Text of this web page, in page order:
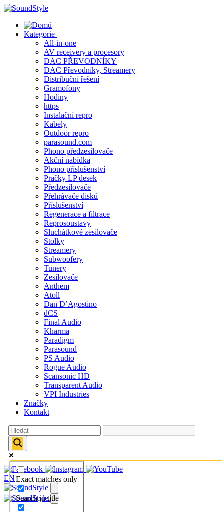
Skip
content
Kategorie
All-in-one
AV receivery a procesory
DAC PŘEVODNÍKY
DAC Převodníky, Streamery
Distribuční řešení
Gramofony
Hodiny
https
Instalační repro
Kabely
Outdoor repro
parasound.com
Phono předzesilovače
Akční nabídka
Phono příslušenství
Pračky LP desek
Předzesilovače
Přehrávače disků
Příslušenství
Regenerace a filtrace
Reprosoustavy
Sluchátkové zesilovače
Stolky
Streamery
Subwoofery
Tunery
Zesilovače
Anthem
Atoll
Dan D’Agostino
dCS
Final Audio
Kharma
Paradigm
Parasound
PS Audio
Rogue Audio
Scansonic HD
Transparent Audio
VPI Industries
Značky
Kontakt
Exact matches only
Search in title
EN